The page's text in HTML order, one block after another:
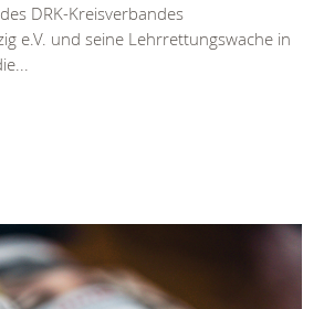
DRK-Kreisverbandes
e.V. und seine Lehrrettungswache in